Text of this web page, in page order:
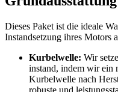
Dieses Paket ist die ideale
Instandsetzung ihres Motors
Kurbelwelle: Wir
instand, indem wir ein
Kurbelwelle nach
robuste und